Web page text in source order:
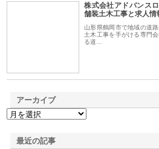
株式会社アドバンス
舗装土木工事と求人情
山形県鶴岡市で地域の道
土木工事を手がける専門
る道…
アーカイブ
最近の記事